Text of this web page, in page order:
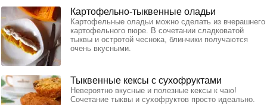
Картофельно-тыквенные оладьи
Картофельные оладьи можно сделать из вчерашнего
картофельного пюре. В сочетании сладковатой
тыквы и остротой чеснока, блинчики получаются
очень вкусными.
Тыквенные кексы с сухофруктами
Невероятно вкусные и полезные кексы к чаю!
Сочетание тыквы и сухофруктов просто идеально.